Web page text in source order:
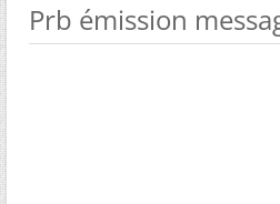
Prb émission